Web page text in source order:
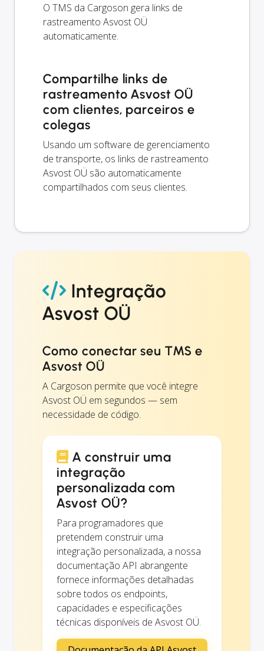
O TMS da Cargoson gera links de
rastreamento Asvost OÜ
automaticamente.
Compartilhe links de
rastreamento Asvost OÜ
com clientes, parceiros e
colegas
Usando um software de gerenciamento
de transporte, os links de rastreamento
Asvost OÜ são automaticamente
compartilhados com seus clientes.
Integração
Asvost OÜ
Como conectar seu TMS e
Asvost OÜ
A Cargoson permite que você integre
Asvost OÜ em segundos — sem
necessidade de código.
A construir uma
integração
personalizada com
Asvost OÜ?
Para programadores que
pretendem construir uma
integração personalizada, a nossa
documentação API abrangente
fornece informações detalhadas
sobre todos os endpoints,
capacidades e especificações
técnicas disponíveis de Asvost OÜ.